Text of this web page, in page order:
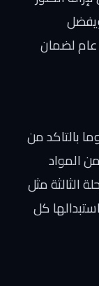
لضمان
بالتاكد من
المواد
الثالثة مثل
كل